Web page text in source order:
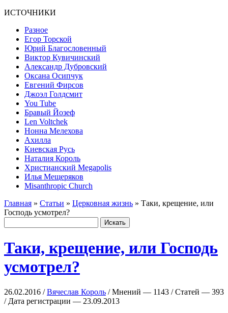
ИСТОЧНИКИ
Разное
Егор Торской
Юрий Благословенный
Виктор Кувичинский
Александр Дубровский
Оксана Осипчук
Евгений Фирсов
Джоэл Голдсмит
You Tube
Бравый Йозеф
Len Voltchek
Нонна Мелехова
Ахилла
Киевская Русь
Наталия Король
Христианский Megapolis
Илья Мещеряков
Misanthropic Church
Главная » Статьи » Церковная жизнь » Таки, крещение, или
Господь усмотрел?
Таки, крещение, или Господь
усмотрел?
26.02.2016 /Вячеслав Король / Мнений — 1143 / Статей — 393
/ Дата регистрации — 23.09.2013